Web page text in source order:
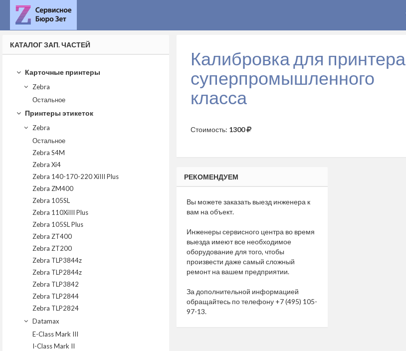
КАТАЛОГ ЗАП. ЧАСТЕЙ
Карточные принтеры
Zebra
Остальное
Принтеры этикеток
Zebra
Остальное
Zebra S4M
Zebra Xi4
Zebra 140-170-220 XiIII Plus
Zebra ZM400
Zebra 105SL
Zebra 110XiIII Plus
Zebra 105SL Plus
Zebra ZT400
Zebra ZT200
Zebra TLP3844z
Zebra TLP2844z
Zebra TLP3842
Zebra TLP2844
Zebra TLP2824
Datamax
E-Class Mark III
I-Class Mark II
Калибровка для принтера
суперпромышленного
класса
Стоимость: 1300
РЕКОМЕНДУЕМ
Вы можете заказать выезд инженера к
вам на объект.
Инженеры сервисного центра во время
выезда имеют все необходимое
оборудование для того, чтобы
произвести даже самый сложный
ремонт на вашем предприятии.
За дополнительной информацией
обращайтесь по телефону +7 (495) 105-
97-13.